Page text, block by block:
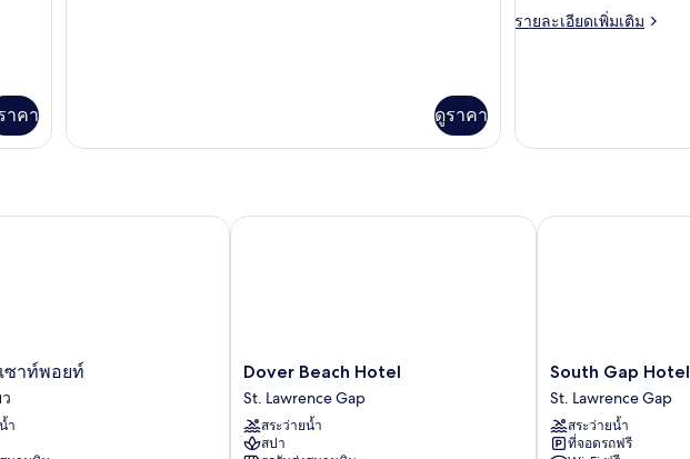
(Landside)
าคา ดูราคา
พาร์
นอน,
รายละเอียดเพิ่มเติม
ราย
ดี
ท
ซาท์พอยท์
ำ
ท์พอยท์
Dover
Beach
Hotel
St.
Lawrence
Dover Beach Hotel
St. Lawrence Gap
สระว่ายน้ำ
สปา
Dover Beach Hotel
South
Gap
Hotel
St.
Lawrence
South Gap Hotel
St. Lawrence Gap
สระว่ายน้ำ
ที่จอดรถฟรี
South Gap Hotel